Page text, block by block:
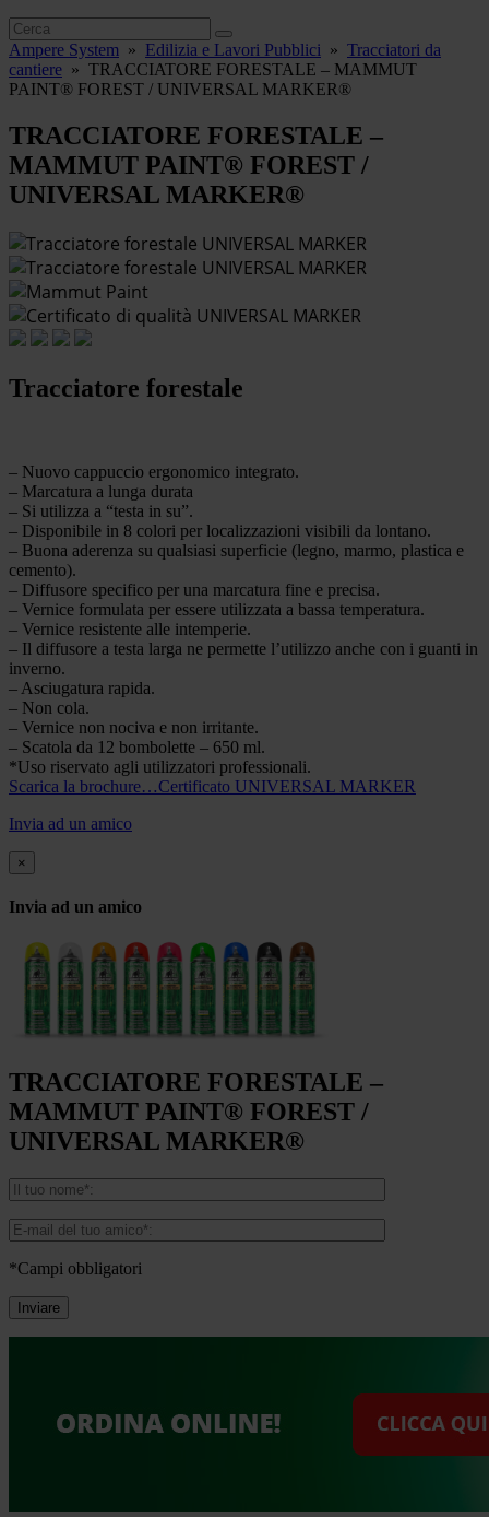
Ampere System » Edilizia e Lavori Pubblici » Tracciatori da
cantiere » TRACCIATORE FORESTALE – MAMMUT
PAINT® FOREST / UNIVERSAL MARKER®
TRACCIATORE FORESTALE –
MAMMUT PAINT® FOREST /
UNIVERSAL MARKER®
Tracciatore forestale
– Nuovo cappuccio ergonomico integrato.
– Marcatura a lunga durata
– Si utilizza a “testa in su”.
– Disponibile in 8 colori per localizzazioni visibili da lontano.
– Buona aderenza su qualsiasi superficie (legno, marmo, plastica e
cemento).
– Diffusore specifico per una marcatura fine e precisa.
– Vernice formulata per essere utilizzata a bassa temperatura.
– Vernice resistente alle intemperie.
– Il diffusore a testa larga ne permette l’utilizzo anche con i guanti in
inverno.
– Asciugatura rapida.
– Non cola.
– Vernice non nociva e non irritante.
– Scatola da 12 bombolette – 650 ml.
*Uso riservato agli utilizzatori professionali.
Scarica la brochure…Certificato UNIVERSAL MARKER
Invia ad un amico
×
Invia ad un amico
TRACCIATORE FORESTALE –
MAMMUT PAINT® FOREST /
UNIVERSAL MARKER®
*Campi obbligatori